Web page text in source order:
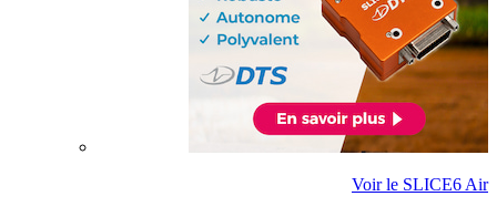
Voir le SLICE6 Air